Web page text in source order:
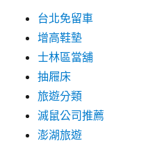
台北免留車
增高鞋墊
士林區當舖
抽屜床
旅遊分類
滅鼠公司推薦
澎湖旅遊